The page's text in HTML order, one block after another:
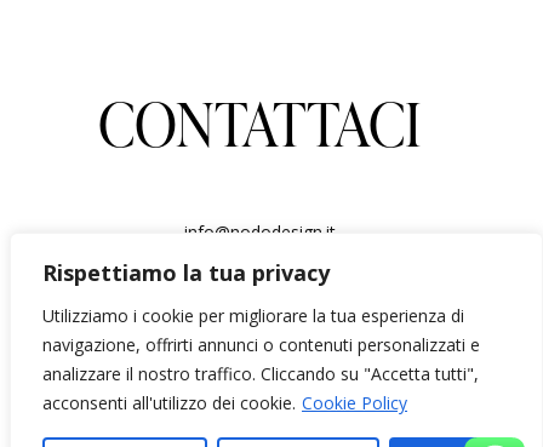
Rispettiamo la tua privacy
Utilizziamo i cookie per migliorare la tua esperienza di
navigazione, offrirti annunci o contenuti personalizzati e
analizzare il nostro traffico. Cliccando su "Accetta tutti",
acconsenti all'utilizzo dei cookie. Cookie Policy
CONTATTACI
info@nododesign.it
via Carlo Severini 36 Roma
Solo su appuntamento